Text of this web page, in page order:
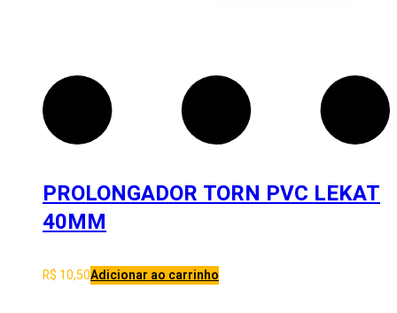
PROLONGADOR TORN PVC LEKAT
40MM
R$ 10,50Adicionar ao carrinho